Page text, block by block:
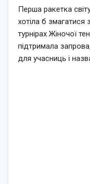
Перша ракетка
хотіла б
турнірах Жіночої
підтримала
для учасниць і